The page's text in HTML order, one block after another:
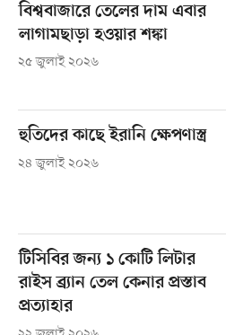
বিশ্ববাজারে তেলের দাম এবার
লাগামছাড়া হওয়ার শঙ্কা
২৫ জুলাই ২০২৬
হুতিদের কাছে ইরানি ক্ষেপণাস্ত্র
২৪ জুলাই ২০২৬
টিসিবির জন্য ১ কোটি লিটার
রাইস ব্র্যান তেল কেনার প্রস্তাব
প্রত্যাহার